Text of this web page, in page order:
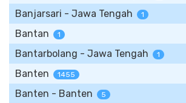
Banjarsari - Jawa Tengah 1
Bantan 1
Bantarbolang - Jawa Tengah 1
Banten 1455
Banten - Banten 5